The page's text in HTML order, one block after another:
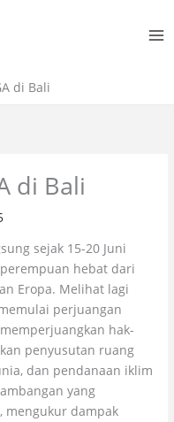
di Bali
di Bali
sejak 15-20 Juni
hebat dari
Eropa. Melihat lagi
perjuangan
hak-
penyusutan ruang
dan pendanaan iklim
yang
mengukur dampak